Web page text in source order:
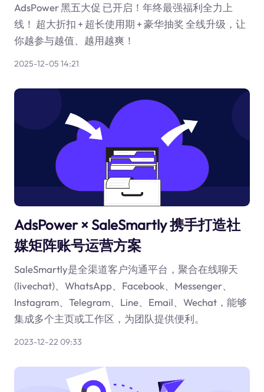
AdsPower 黑五大促 已开启！年终最强福利全力上
线！ 超大折扣 + 超长使用期 + 豪华抽奖 全线升级，让
你越参与越值、越用越爽！
2025-12-05 14:21
AdsPower × SaleSmartly 携手打造社
媒矩阵账号运营方案
SaleSmartly是全渠道客户沟通平台，聚合在线聊天
(livechat)、WhatsApp、Facebook、Messenger、
Instagram、Telegram、Line、Email、Wechat，能够
集成多个主页或工作区，为团队提供便利。
2023-12-22 09:33